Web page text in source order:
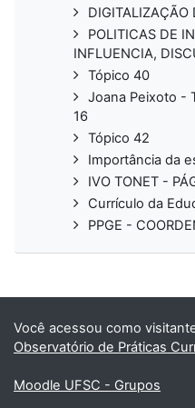
DIGITALIZAÇÃO
POLITICAS DE
INFLUENCIA,
Tópico 40
Joana Peixoto -
16
Tópico 42
Importância da
IVO TONET -
Currículo da
PPGE -
Você acessou como
Observatório de Práticas
Moodle UFSC - Grupos